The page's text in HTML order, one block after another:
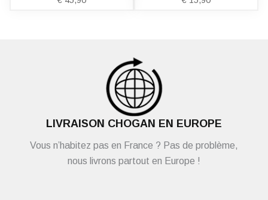
LIVRAISON CHOGAN EN EUROPE
Vous n’habitez pas en France ? Pas de problème,
nous livrons partout en Europe !